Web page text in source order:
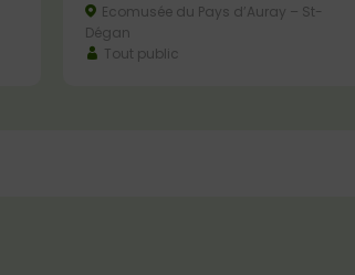
Ecomusée du Pays d’Auray – St-
Dégan
Tout public